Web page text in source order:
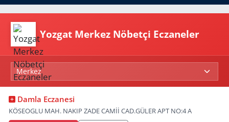
Yozgat Merkez Nöbetçi Eczaneler
Damla Eczanesi
KÖSEOGLU MAH. NAKIP ZADE CAMİİ CAD.GÜLER APT NO:4 A